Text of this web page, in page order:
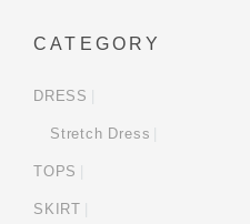
CATEGORY
DRESS
Stretch Dress
TOPS
SKIRT